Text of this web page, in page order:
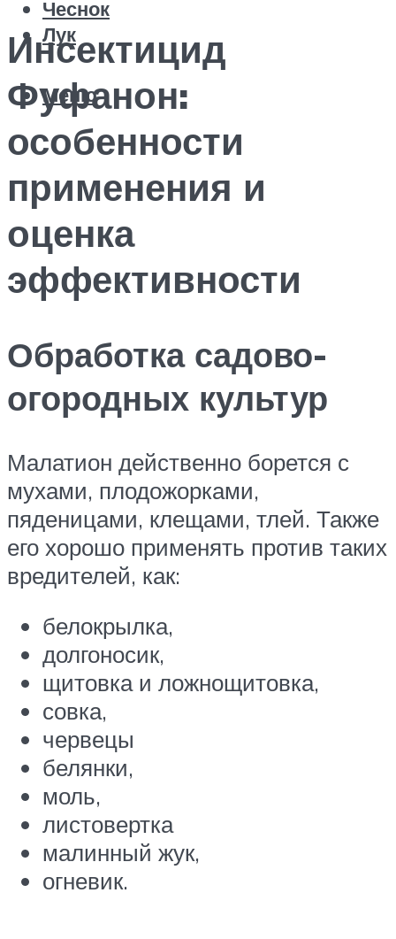
Чеснок
Лук
Меню
Инсектицид
Фуфанон:
особенности
применения и
оценка
эффективности
Обработка садово-
огородных культур
Малатион действенно борется с
мухами, плодожорками,
пяденицами, клещами, тлей. Также
его хорошо применять против таких
вредителей, как:
белокрылка,
долгоносик,
щитовка и ложнощитовка,
совка,
червецы
белянки,
моль,
листовертка
малинный жук,
огневик.